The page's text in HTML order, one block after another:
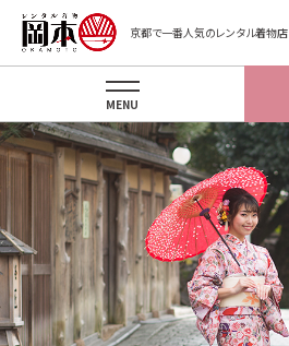
京都で一番人気のレンタル着物店
MENU